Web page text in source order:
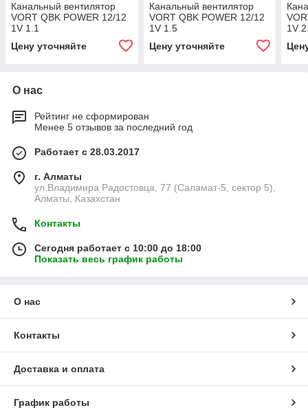
Канальный вентилятор
VORT QBK POWER 12/12
1V 1.1
Цену уточняйте
Канальный вентилятор
VORT QBK POWER 12/12
1V 1.5
Цену уточняйте
1V
О нас
Рейтинг не сформирован
Менее 5 отзывов за последний год
Работает с 28.03.2017
г. Алматы
ул.Владимира Радостовца, 77 (Саламат-5, сектор 5),
Алматы, Казахстан
Контакты
Сегодня работает с 10:00 до 18:00
Показать весь график работы
О нас
Контакты
Доставка и оплата
График работы